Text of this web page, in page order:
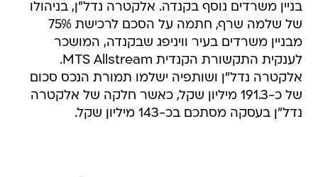
בניין משרדים נוסף בקנדה. אלקטרה נדל"ן, בניהולו
של שלמה שרף, חתמה על הסכם לרכישת 75%
מבניין משרדים בעיר וויניפג שבקנדה, המושכר
לענקית התקשורת הקנדית MTS Allstream.
אלקטרה נדל"ן ושותפיה ישלמו תמורת הנכס סכום
של כ-191.3 מיליון שקל, כאשר חלקה של אלקטרה
נדל"ן בעסקה מסתכם בכ-143 מיליון שקל.